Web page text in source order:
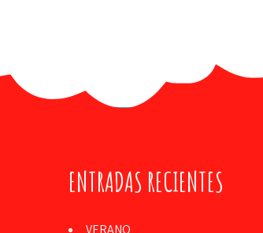
ENTRADAS RECIENTES
VERANO